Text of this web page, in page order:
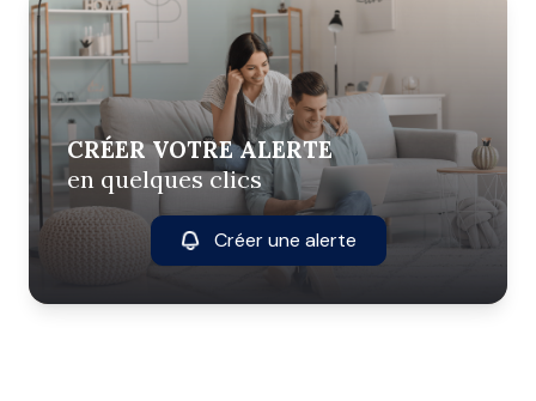
CRÉER VOTRE ALERTE
en quelques clics
Créer une alerte